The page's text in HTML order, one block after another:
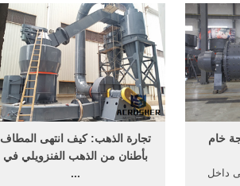
المعروف أن هذا النوع من المعادن
سعره يزداد بإستمرار، وكثير ما
يبحث العديد من المستثمرين
وأصحاب الأعمال الحرة عن طرق
سهلة ...
قد يصح
...
تجارة الذهب: كيف انتهى المطاف
بأطنان من الذهب الفنزويلي في
...
خام
داخل